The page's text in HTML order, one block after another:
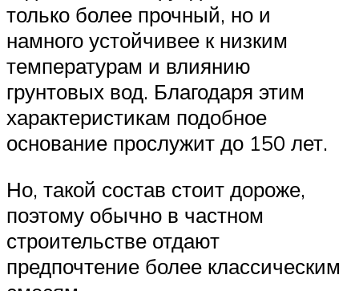
только более прочный, но и
намного устойчивее к низким
температурам и влиянию
грунтовых вод. Благодаря этим
характеристикам подобное
основание прослужит до 150 лет.
Но, такой состав стоит дороже,
поэтому обычно в частном
строительстве отдают
предпочтение более классическим